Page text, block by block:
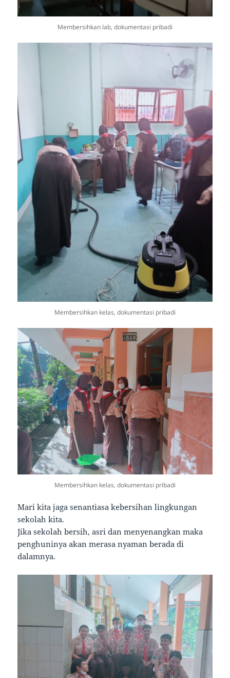
Membersihkan lab, dokumentasi pribadi
Membersihkan kelas, dokumentasi pribadi
Membersihkan kelas, dokumentasi pribadi
Mari kita jaga senantiasa kebersihan lingkungan
sekolah kita.
Jika sekolah bersih, asri dan menyenangkan maka
penghuninya akan merasa nyaman berada di
dalamnya.